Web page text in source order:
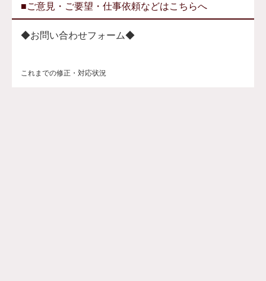
■ご意見・ご要望・仕事依頼などはこちらへ
◆お問い合わせフォーム◆
これまでの修正・対応状況